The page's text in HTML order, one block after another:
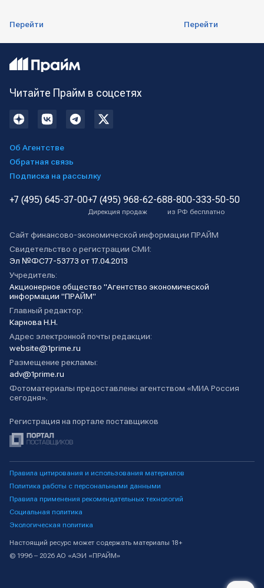
Перейти Перейти
Читайте Прайм в соцсетях
Об Агентстве
Обратная связь
Подписка на рассылку
+7 (495) 645-37-00+7 (495) 968-62-68
Дирекция продаж
8-800-333-50-50
из РФ бесплатно
Сайт финансово-экономической информации ПРАЙМ
Свидетельство о регистрации СМИ:
Эл №ФС77-53773 от 17.04.2013
Учредитель:
Акционерное общество "Агентство экономической
информации "ПРАЙМ"
Главный редактор:
Карнова Н.Н.
Адрес электронной почты редакции:
website@1prime.ru
Размещение рекламы:
adv@1prime.ru
Фотоматериалы предоставлены агентством «МИА Россия
сегодня».
Регистрация на портале поставщиков
Правила цитирования и использования материалов
Политика работы с персональными данными
Правила применения рекомендательных технологий
Социальная политика
Экологическая политика
Настоящий ресурс может содержать материалы 18+
© 1996 – 2026 АО «АЭИ «ПРАЙМ»